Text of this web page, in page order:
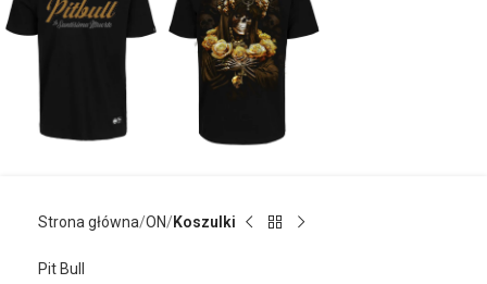
Strona główna ON Koszulki
Pit Bull